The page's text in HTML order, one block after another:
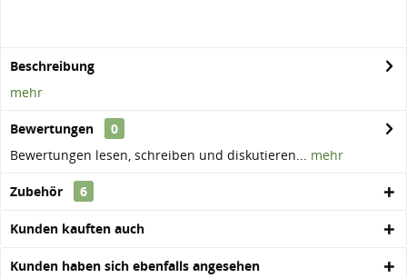
Beschreibung
mehr
Bewertungen
0
Bewertungen lesen, schreiben und diskutieren... mehr
Zubehör 6
Kunden kauften auch
Kunden haben sich ebenfalls angesehen